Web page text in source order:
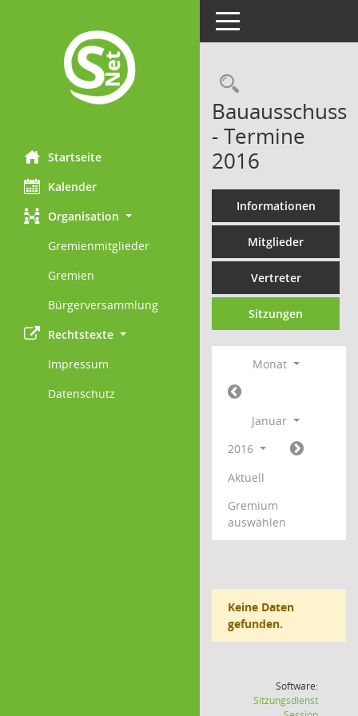
Startseite
Kalender
Organisation
Gremienmitglieder
Gremien
Bürgerversammlung
Rechtstexte
Impressum
Datenschutz
Toggle navigation
Bauausschuss
- Termine
2016
Informationen
Mitglieder
Vertreter
Sitzungen
Monat
Januar
2016
Aktuell
Gremium
auswählen
Keine Daten
gefunden.
Software:
Sitzungsdienst